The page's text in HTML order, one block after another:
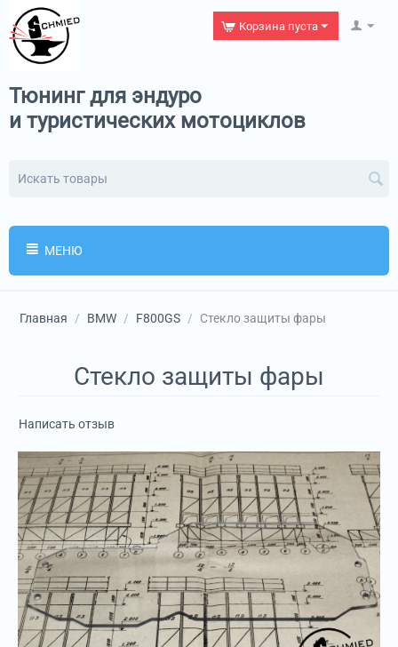
Корзина пуста
Тюнинг для эндуро
и туристических мотоциклов
МЕНЮ
Главная / BMW / F800GS / Стекло защиты фары
Стекло защиты фары
Написать отзыв